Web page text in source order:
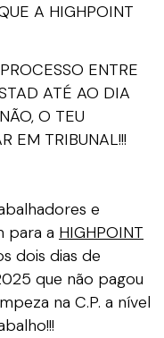
A HIGHPOINT
ENTRE
ATÉ AO DIA
O TEU
EM TRIBUNAL!!!
e
para a HIGHPOINT
dois dias de
que não pagou
na C.P. a nível